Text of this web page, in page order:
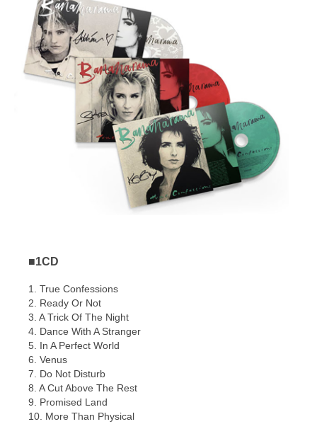
■1CD
1. True Confessions
2. Ready Or Not
3. A Trick Of The Night
4. Dance With A Stranger
5. In A Perfect World
6. Venus
7. Do Not Disturb
8. A Cut Above The Rest
9. Promised Land
10. More Than Physical